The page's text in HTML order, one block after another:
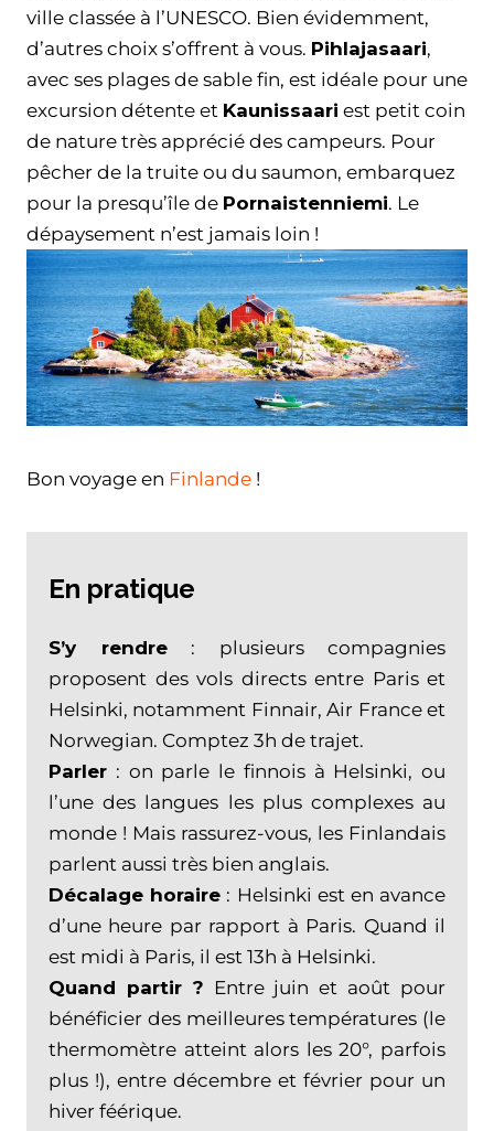
ville classée à l’UNESCO. Bien évidemment,
d’autres choix s’offrent à vous. Pihlajasaari,
avec ses plages de sable fin, est idéale pour une
excursion détente et Kaunissaari est petit coin
de nature très apprécié des campeurs. Pour
pêcher de la truite ou du saumon, embarquez
pour la presqu’île de Pornaistenniemi. Le
dépaysement n’est jamais loin !
Bon voyage en Finlande !
En pratique
S’y rendre: plusieurs compagnies
proposent des vols directs entre Paris et
Helsinki, notamment Finnair, Air France et
Norwegian. Comptez 3h de trajet.
Parler : on parle le finnois à Helsinki, ou
l’une des langues les plus complexes au
monde ! Mais rassurez-vous, les Finlandais
parlent aussi très bien anglais.
Décalage horaire : Helsinki est en avance
d’une heure par rapport à Paris. Quand il
est midi à Paris, il est 13h à Helsinki.
Quand partir ? Entre juin et août pour
bénéficier des meilleures températures (le
thermomètre atteint alors les 20°, parfois
plus !), entre décembre et février pour un
hiver féérique.